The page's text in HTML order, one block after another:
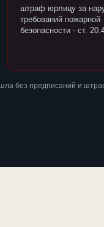
штраф юрлицу за
требований пожарной
безопасности - ст.
без предписаний и